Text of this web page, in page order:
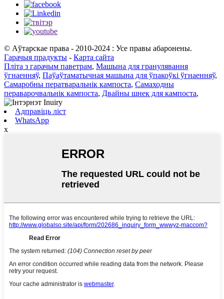
© Аўтарскае права - 2010-2024 : Усе правы абаронены.
Гарачыя прадукты - Карта сайта
Пліта з гарачым паветрам, Машына для гранулявання
ўгнаенняў, Паўаўтаматычная машына для ўпакоўкі ўгнаенняў,
Самаробны ператваральнік кампоста, Самаходны
пераварочвальнік кампоста, Двайны шнек для кампоста,
Адправіць ліст
WhatsApp
x